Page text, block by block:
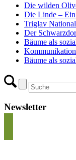
Die wilden
Die Linde –
Triglav
Der
Bäume als
Bäume als
Newsletter